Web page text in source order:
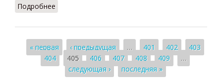
Подробнее
Страницы
« первая ‹ предыдущая … 401 402
403
404
405 406 407 408 409
…
следующая ›
последняя »